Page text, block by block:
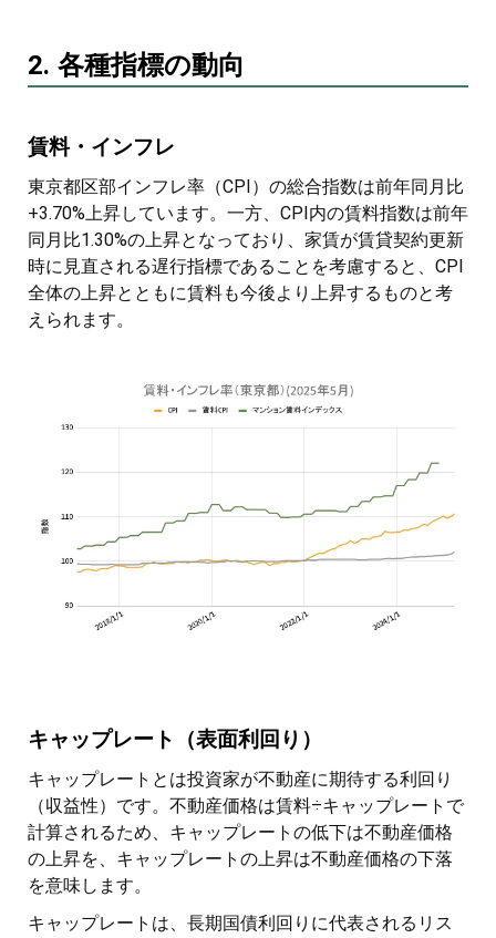
2. 各種指標の動向
賃料・インフレ
東京都区部インフレ率（CPI）の総合指数は前年同月比
+3.70%上昇しています。一方、CPI内の賃料指数は前年
同月比1.30%の上昇となっており、家賃が賃貸契約更新
時に見直される遅行指標であることを考慮すると、CPI
全体の上昇とともに賃料も今後より上昇するものと考
えられます。
キャップレート（表面利回り）
キャップレートとは投資家が不動産に期待する利回り
（収益性）です。不動産価格は賃料÷キャップレートで
計算されるため、キャップレートの低下は不動産価格
の上昇を、キャップレートの上昇は不動産価格の下落
を意味します。
キャップレートは、長期国債利回りに代表されるリス